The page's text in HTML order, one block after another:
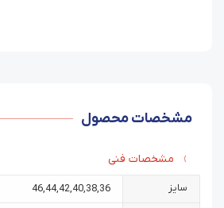
مشخصات محصول
مشخصات فنی
سایز 36
,
38
,
40
,
42
,
44
,
46